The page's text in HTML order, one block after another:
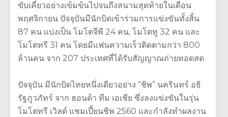
ขับเคี่ยวอย่างเข้มข้นไปจนถึงสนามสุดท้ายในเดือน
พฤศจิกายน ปัจจุบันมีนักบิดเข้าร่วมการแข่งขันทั้งสิ้น
87 คน แบ่งเป็น โมโตจีพี 24 คน, โมโตทู 32 คน และ
โมโตทรี 31 คน โดยมีแฟนความเร็วติดตามกว่า 800
ล้านคน จาก 207 ประเทศที่ได้รับสัญญาณถ่ายทอดสด
ปัจจุบัน มีนักบิดไทยหนึ่งเดียวอย่าง “ชิพ” นครินทร์ อธิ
รัฐภูวภัทร์ จาก ฮอนด้า ทีม เอเชีย ซึ่งลงแข่งขันในรุ่น
โมโตทรี เวิลด์ แชมเปี้ยนชิพ 2560 และกำลังทำผลงาน